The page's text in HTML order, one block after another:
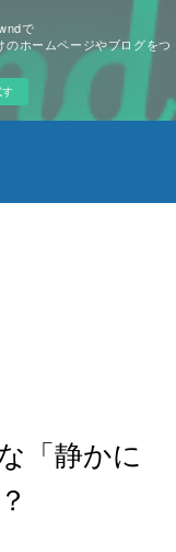
で
のホームページやブログをつ
「静かに